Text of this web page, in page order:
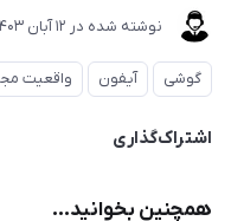
نوشته شده در 12 آبان 1403
گوشی آیفون واقعیت
اشتراک‌گذاری
همچنین بخوانید...